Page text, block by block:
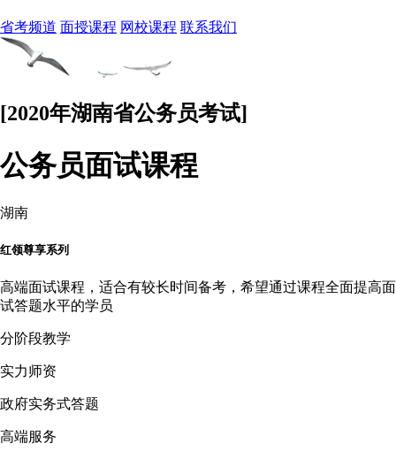
省考频道 面授课程 网校课程 联系我们
[2020年湖南省公务员考试]
公务员面试课程
湖南
红领尊享系列
高端面试课程，适合有较长时间备考，希望通过课程全面提高面
试答题水平的学员
分阶段教学
实力师资
政府实务式答题
高端服务